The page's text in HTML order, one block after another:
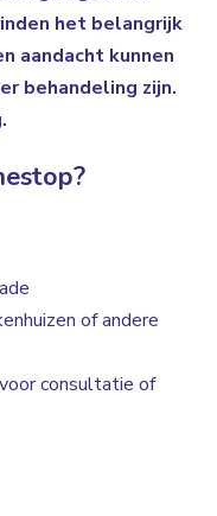
het belangrijk
aandacht kunnen
behandeling zijn.
of andere
consultatie of